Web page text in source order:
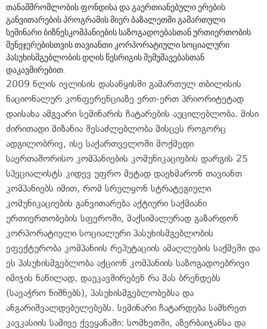
თანამშრომლობის ფონდისა და გაერთიანებული ერების
განვითარების პროგრამის მიერ ბაზალეთში გამართული
სემინარი ბიზნესკომპანიების საზოგადოებასთან ურთიერთობის
მენეჯერებისთვის თავიანთი კორპორატიული სოციალური
პასუხისმგებლობის დღის წესრიგის შემუშავებასთან
დაკავშირებით.
2009 წლის ივლისის დასაწყისში გამართულ თბილისის
ნაციონალურ კონფერენციაზე ერთ-ერთ პრიორიტეტად
დაისახა ამგვარი სემინარის ჩატარების აუცილებლობა. მისი
ძირითადი მიზანია შესაძლებლობა მისცეს როგორც
ადგილობრივ, ისე საქართველოში მოქმედი
საერთაშორისო კომპანიების კომუნიკაციების დარგის 25
სპეციალისტს კიდევ უფრო მეტად დაეხმარონ თავიანთ
კომპანიებს იმით, რომ სრულყონ სტრატეგიული
კომუნიკაციების განვითარება აქტიური საქმიანი
ურთიერთობების სფეროში, მაქსიმალურად გაზარდონ
კორპორატიული სოციალური პასუხისმგებლობის
ეფექტურობა კომპანიის რეპუტაციის ამაღლების საქმეში და
ეს პასუხისმგებლობა აქციონ კომპანიის საზოგადოებრივი
იმიჯის ნაწილად, დაუკავშირებენ რა მას ბრენდებს
(სავაჭრო ნიშნებს), პასუხისმგებლობებსა და
ანგარიშვალდებულებებს. სემინარი ჩატარდება სამხრეთ
კავკასიის სამივე ქვეყანაში: სომხეთში, აზერბაიჯანსა და